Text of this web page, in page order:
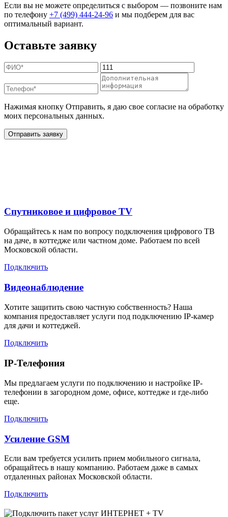
Если вы не можете определиться с выбором — позвоните нам
по телефону +7 (499) 444-24-96 и мы подберем для вас
оптимальный вариант.
Оставьте заявку
Нажимая кнопку Отправить, я даю свое согласие на обработку
моих персональных данных.
Отправить заявку
Спутниковое и цифровое TV
Обращайтесь к нам по вопросу подключения цифрового ТВ
на даче, в коттедже или частном доме. Работаем по всей
Московской области.
Подключить
Видеонаблюдение
Хотите защитить свою частную собственность? Наша
компания предоставляет услуги под подключению IP-камер
для дачи и коттеджей.
Подключить
IP-Телефония
Мы предлагаем услуги по подключению и настройке IP-
телефонии в загородном доме, офисе, коттедже и где-либо
еще.
Подключить
Усиление GSM
Если вам требуется усилить прием мобильного сигнала,
обращайтесь в нашу компанию. Работаем даже в самых
отдаленных районах Московской области.
Подключить